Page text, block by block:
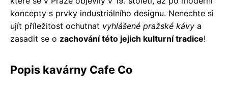
koncepty s prvky industriálního designu. Nenechte si
ujít příležitost ochutnat vyhlášené pražské kávy a
zasadit se o zachování této jejich kulturní tradice!
Popis kavárny Cafe Co